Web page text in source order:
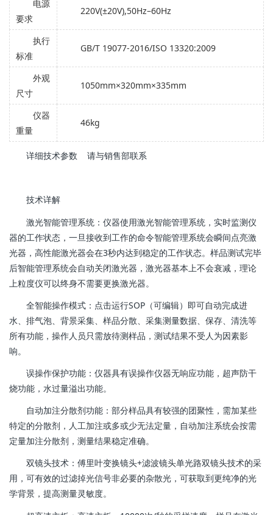
电源
要求
220V(±20V),50Hz–60Hz
执行
标准
GB/T 19077-2016/ISO 13320:2009
外观
尺寸
1050mm×320mm×335mm
仪器
重量
46kg
详细技术参数 请与销售部联系
技术详解
激光智能管理系统：仪器使用激光智能管理系统，实时监测仪
器的工作状态，一旦接收到工作的命令智能管理系统会瞬间点亮激
光器，高性能激光器会在3秒内达到稳定的工作状态。样品测试完毕
后智能管理系统会自动关闭激光器，激光器基本上不会衰减，理论
上粒度仪可以终身不需要更换激光器。
全智能操作模式：点击运行SOP（可编辑）即可自动完成进
水、排气泡、背景采集、样品分散、采集测量数据、保存、清洗等
所有功能，操作人员只需放待测样品，测试结果不受人为因素影
响。
误操作保护功能：仪器具有误操作仪器无响应功能，超声防干
烧功能，水过量溢出功能。
自动加注分散剂功能：部分样品具有较强的团聚性，需加某些
特定的分散剂，人工加注或多或少无法定量，自动加注系统会按需
定量加注分散剂，测量结果稳定准确。
双镜头技术：傅里叶变换镜头+滤波镜头单光路双镜头技术的采
用，可有效的过滤掉光信号非必要的杂散光，可获取到更纯净的光
学背景，提高测量灵敏度。